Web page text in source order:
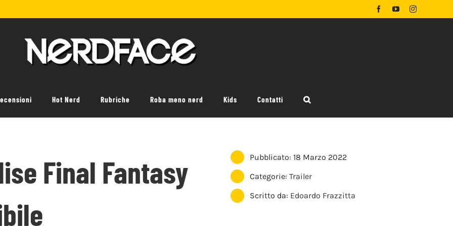
FacebookYouTubeInstagram
Hot Nerd Rubriche Roba meno nerd Kids Contatti
Final Fantasy
Pubblicato: 18 Marzo 2022
Categorie:Trailer
Scritto da: Edoardo Frazzitta